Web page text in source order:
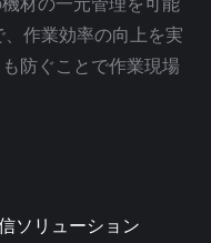
作業効率の向上を実
防ぐことで作業現場
ソリューション